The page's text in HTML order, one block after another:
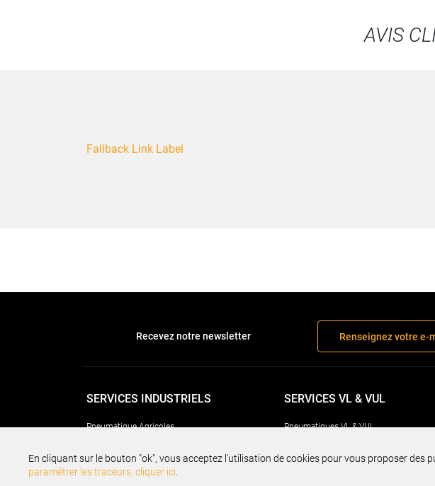
AVIS
Fallback Link Label
En cliquant sur le bouton "ok", vous acceptez l’utilisation de cookies pour vous proposer
paramétrer les traceurs, cliquer ici
Recevez notre newsletter Renseignez votre e-
SERVICES INDUSTRIELS
Pneumatique Agricoles
Pneumatiques Génie Civil
SERVICES VL & VUL
Pneumatiques VL & VUL